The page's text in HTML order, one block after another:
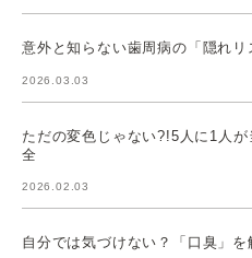
意外と知らない歯周病の「隠れリ
2026.03.03
ただの変色じゃない?!5人に1人
全
2026.02.03
自分では気づけない？「口臭」を